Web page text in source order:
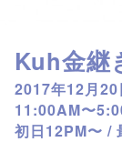
Kuh金継
2017年12月20
11:00AM〜
初日12PM〜 /